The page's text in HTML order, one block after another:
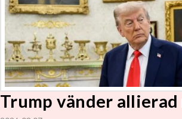
Trump vänder allierad